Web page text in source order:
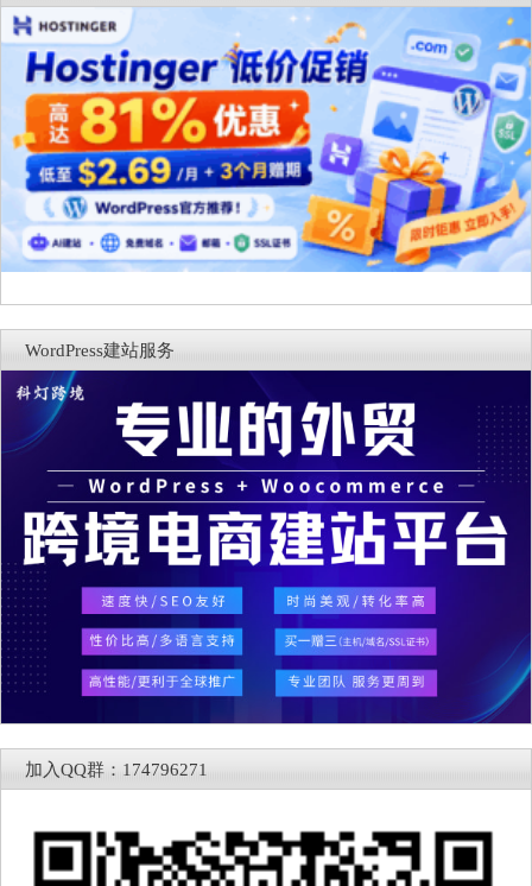
WordPress建站服务
加入QQ群：174796271